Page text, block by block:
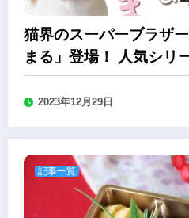
猫界のスーパーブラザ
まる」登場！ 人気シリ
る Vol.4』
2023年12月29日
記事一覧